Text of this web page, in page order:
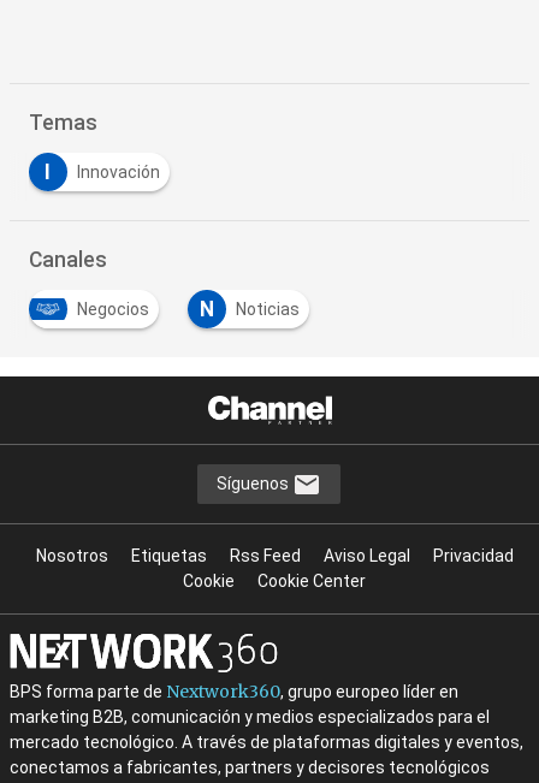
Temas
Innovación
Canales
Negocios N Noticias
Síguenos
Nosotros Etiquetas Rss Feed Aviso Legal
Privacidad
Cookie
Cookie Center
BPS forma parte de Nextwork360, grupo europeo líder en
marketing B2B, comunicación y medios especializados para el
mercado tecnológico. A través de plataformas digitales y eventos,
conectamos a fabricantes, partners y decisores tecnológicos